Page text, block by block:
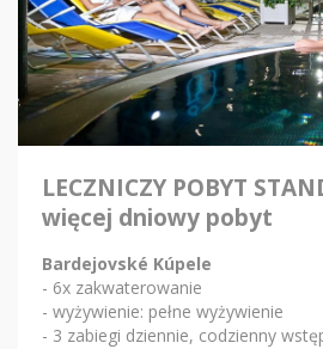
LECZNICZY POBYT
więcej dniowy pobyt
Bardejovské Kúpele
- 6x zakwaterowanie
- wyżywienie: pełne wyżywienie
- 3 zabiegi dziennie, codzienny